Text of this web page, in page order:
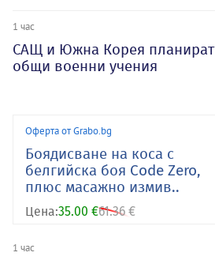
1 час
САЩ и Южна Корея планират
общи военни учения
Оферта от Grabo.bg
Боядисване на коса с
белгийска боя Code Zero,
плюс масажно измив..
Цена:35.00 €61.36 €
1 час